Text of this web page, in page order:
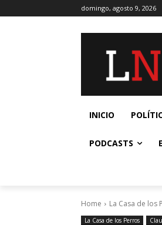
domingo, agosto 9, 2026
INICIO
PODCASTS
Home La Casa de los
La Casa de los Perros